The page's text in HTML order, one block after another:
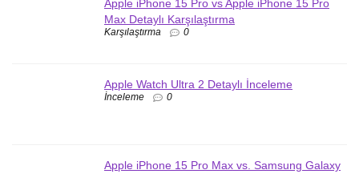
Apple iPhone 15 Pro vs Apple iPhone 15 Pro
Max Detaylı Karşılaştırma
Karşılaştırma 0
Apple Watch Ultra 2 Detaylı İnceleme
İnceleme 0
Apple iPhone 15 Pro Max vs. Samsung Galaxy